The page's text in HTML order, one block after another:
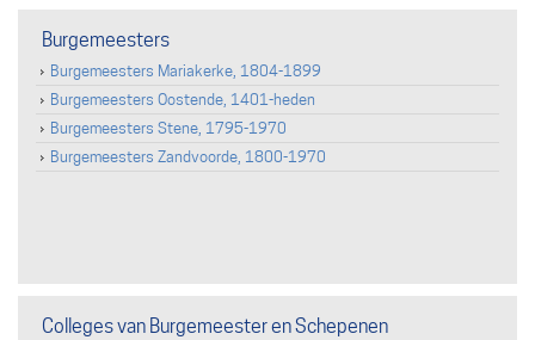
Burgemeesters
Burgemeesters Mariakerke, 1804-1899
Burgemeesters Oostende, 1401-heden
Burgemeesters Stene, 1795-1970
Burgemeesters Zandvoorde, 1800-1970
Colleges van Burgemeester en Schepenen